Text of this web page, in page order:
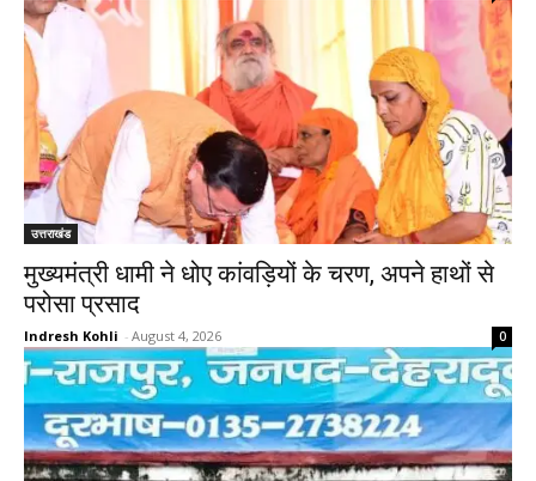
उत्तराखंड
मुख्यमंत्री धामी ने धोए कांवड़ियों के चरण, अपने हाथों से
परोसा प्रसाद
Indresh Kohli - August 4, 2026 0